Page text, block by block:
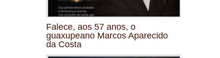
Falece, aos 57 anos, o
guaxupeano Marcos Aparecido
da Costa